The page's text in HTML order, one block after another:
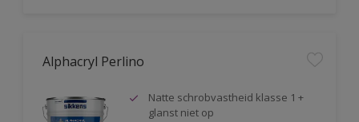
Alphacryl Perlino
Natte schrobvastheid klasse 1 +
glanst niet op